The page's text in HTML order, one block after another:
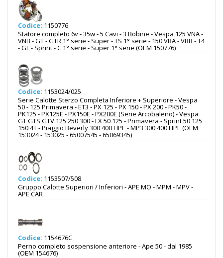
Codice: 1150776
Statore completo 6v - 35w - 5 Cavi - 3 Bobine - Vespa 125 VNA -
VNB - GT - GTR 1° serie - Super - TS 1° serie - 150 VBA - VBB - T4
- GL - Sprint - C 1° serie - Super 1° serie (OEM 150776)
Codice: 1153024/025
Serie Calotte Sterzo Completa Inferiore + Superiore - Vespa
50 - 125 Primavera - ET3 - PX 125 - PX 150 - PX 200 - PK50 -
PK125 - PX125E - PX150E - PX200E (Serie Arcobaleno) - Vespa
GT GTS GTV 125 250 300 - LX 50 125 - Primavera - Sprint 50 125
150 4T - Piaggio Beverly 300 400 HPE - MP3 300 400 HPE (OEM
153024 - 153025 - 65007545 - 65069345)
Codice: 1153507/508
Gruppo Calotte Superiori / Inferiori - APE MO - MPM - MPV -
APE CAR
Codice: 1154676C
Perno completo sospensione anteriore - Ape 50 - dal 1985
(OEM 154676)